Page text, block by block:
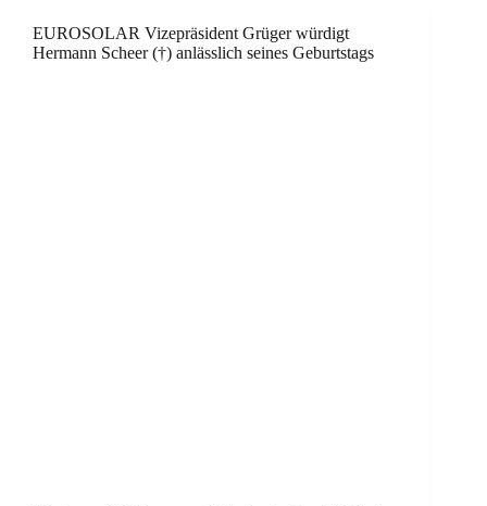
EUROSOLAR Vizepräsident Grüger würdigt
Hermann Scheer (†) anlässlich seines Geburtstags